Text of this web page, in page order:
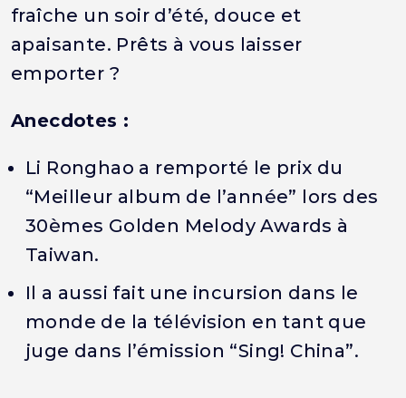
fraîche un soir d’été, douce et
apaisante. Prêts à vous laisser
emporter ?
Anecdotes :
Li Ronghao a remporté le prix du
“Meilleur album de l’année” lors des
30èmes Golden Melody Awards à
Taiwan.
Il a aussi fait une incursion dans le
monde de la télévision en tant que
juge dans l’émission “Sing! China”.